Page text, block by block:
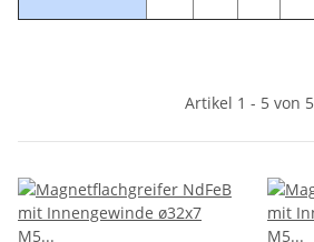
Artikel 1 - 5 von 5